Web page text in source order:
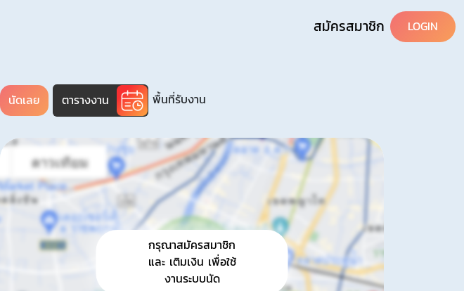
สมัครสมาชิก LOGIN
นัดเลย ตารางงาน พื้นที่รับงาน
กรุณาสมัครสมาชิก
และ เติมเงิน เพื่อใช้
งานระบบนัด